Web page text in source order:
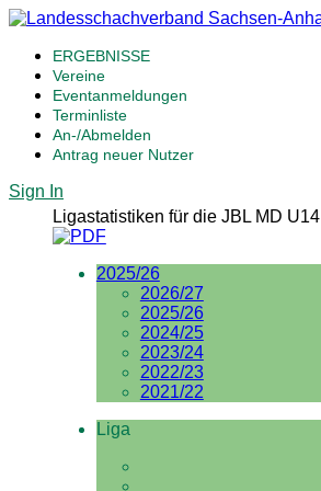
ERGEBNISSE
Vereine
Eventanmeldungen
Terminliste
An-/Abmelden
Antrag neuer Nutzer
Sign In
Ligastatistiken für die JBL MD U14
2025/26
2026/27
2025/26
2024/25
2023/24
2022/23
2021/22
Liga